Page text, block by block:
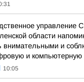
управление
области
внимательными и
и компьютерную
10:05